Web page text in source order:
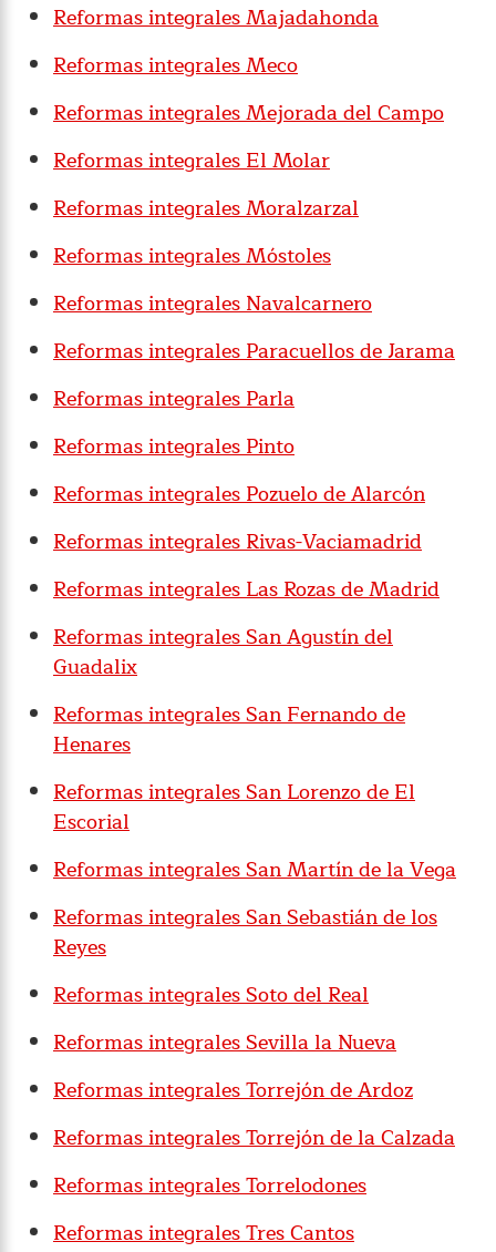
Reformas integrales Majadahonda
Reformas integrales Meco
Reformas integrales Mejorada del Campo
Reformas integrales El Molar
Reformas integrales Moralzarzal
Reformas integrales Móstoles
Reformas integrales Navalcarnero
Reformas integrales Paracuellos de Jarama
Reformas integrales Parla
Reformas integrales Pinto
Reformas integrales Pozuelo de Alarcón
Reformas integrales Rivas-Vaciamadrid
Reformas integrales Las Rozas de Madrid
Reformas integrales San Agustín del
Guadalix
Reformas integrales San Fernando de
Henares
Reformas integrales San Lorenzo de El
Escorial
Reformas integrales San Martín de la Vega
Reformas integrales San Sebastián de los
Reyes
Reformas integrales Soto del Real
Reformas integrales Sevilla la Nueva
Reformas integrales Torrejón de Ardoz
Reformas integrales Torrejón de la Calzada
Reformas integrales Torrelodones
Reformas integrales Tres Cantos